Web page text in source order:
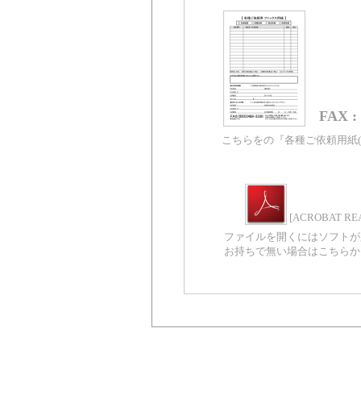
FAX :
こちらをの『各種ご依頼用紙
[ACROBAT
ファイルを開くにはソフト
お持ちで無い場合はこちら